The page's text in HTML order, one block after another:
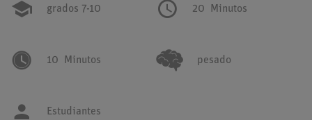
grados 7-10 20 Minutos
10 Minutos pesado
Estudiantes